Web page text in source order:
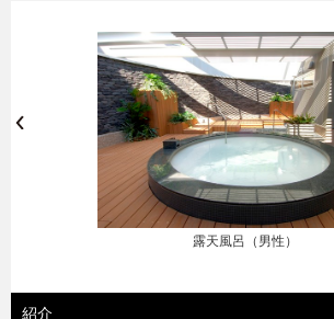
露天風呂（男性）
紹介